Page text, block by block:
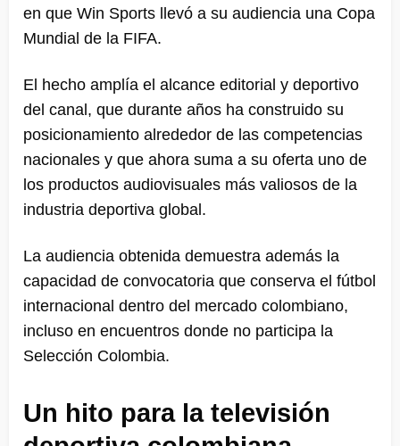
en que Win Sports llevó a su audiencia una Copa
Mundial de la FIFA.
El hecho amplía el alcance editorial y deportivo
del canal, que durante años ha construido su
posicionamiento alrededor de las competencias
nacionales y que ahora suma a su oferta uno de
los productos audiovisuales más valiosos de la
industria deportiva global.
La audiencia obtenida demuestra además la
capacidad de convocatoria que conserva el fútbol
internacional dentro del mercado colombiano,
incluso en encuentros donde no participa la
Selección Colombia.
Un hito para la televisión